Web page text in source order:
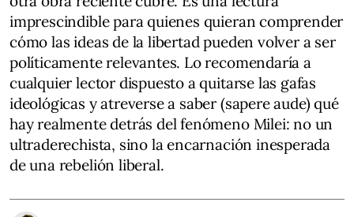
imprescindible para quienes quieran comprender
cómo las ideas de la libertad pueden volver a ser
políticamente relevantes. Lo recomendaría a
cualquier lector dispuesto a quitarse las gafas
ideológicas y atreverse a saber (sapere aude) qué
hay realmente detrás del fenómeno Milei: no un
ultraderechista, sino la encarnación inesperada
de una rebelión liberal.